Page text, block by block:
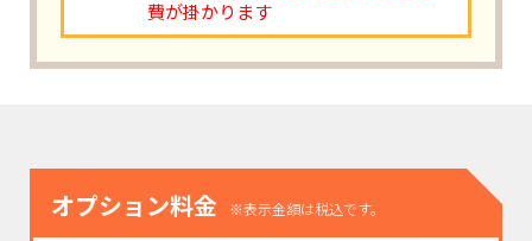
費が掛かります
オプション料金 ※表示金額は税込です。